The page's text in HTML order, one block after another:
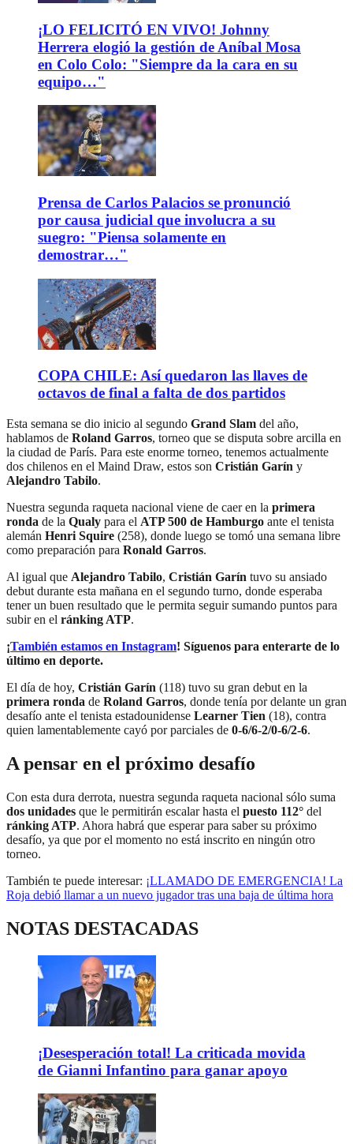
¡LO FELICITÓ EN VIVO! Johnny
Herrera elogió la gestión de Aníbal Mosa
en Colo Colo: "Siempre da la cara en su
equipo…"
Prensa de Carlos Palacios se pronunció
por causa judicial que involucra a su
suegro: "Piensa solamente en
demostrar…"
COPA CHILE: Así quedaron las llaves de
octavos de final a falta de dos partidos
Esta semana se dio inicio al segundo Grand Slam del año,
hablamos de Roland Garros, torneo que se disputa sobre arcilla en
la ciudad de París. Para este enorme torneo, tenemos actualmente
dos chilenos en el Maind Draw, estos son Cristián Garín y
Alejandro Tabilo.
Nuestra segunda raqueta nacional viene de caer en la primera
ronda de la Qualy para el ATP 500 de Hamburgo ante el tenista
alemán Henri Squire (258), donde luego se tomó una semana libre
como preparación para Ronald Garros.
Al igual que Alejandro Tabilo, Cristián Garín tuvo su ansiado
debut durante esta mañana en el segundo turno, donde esperaba
tener un buen resultado que le permita seguir sumando puntos para
subir en el ránking ATP.
¡También estamos en Instagram! Síguenos para enterarte de lo
último en deporte.
El día de hoy, Cristián Garín (118) tuvo su gran debut en la
primera ronda de Roland Garros, donde tenía por delante un gran
desafío ante el tenista estadounidense Learner Tien (18), contra
quien lamentablemente cayó por parciales de 0-6/6-2/0-6/2-6.
A pensar en el próximo desafío
Con esta dura derrota, nuestra segunda raqueta nacional sólo suma
dos unidades que le permitirán escalar hasta el puesto 112° del
ránking ATP. Ahora habrá que esperar para saber su próximo
desafío, ya que por el momento no está inscrito en ningún otro
torneo.
También te puede interesar: ¡LLAMADO DE EMERGENCIA! La
Roja debió llamar a un nuevo jugador tras una baja de última hora
NOTAS DESTACADAS
¡Desesperación total! La criticada movida
de Gianni Infantino para ganar apoyo